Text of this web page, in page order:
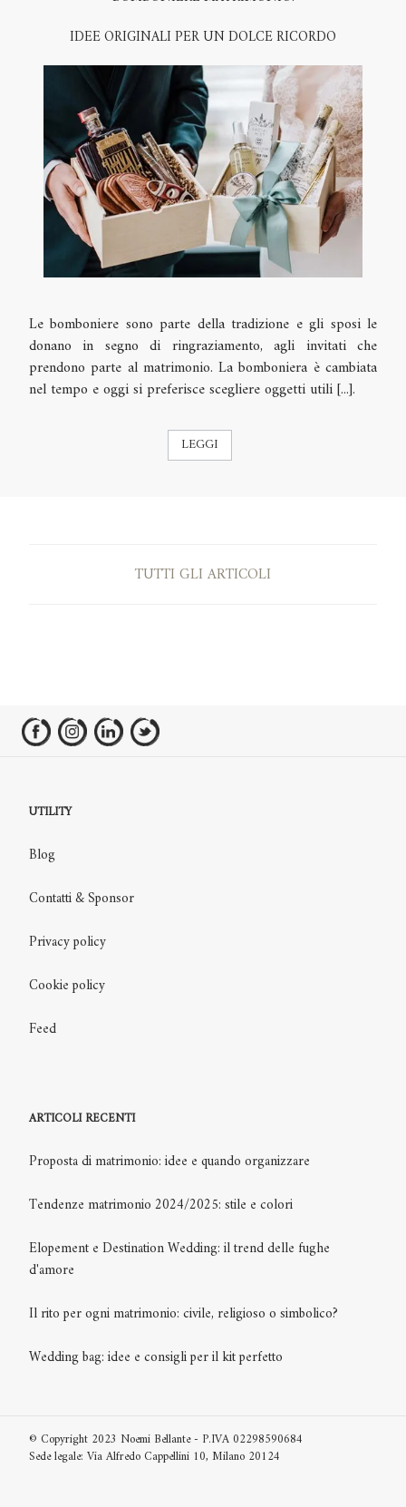
IDEE ORIGINALI PER UN DOLCE RICORDO
Le bomboniere sono parte della tradizione e gli sposi le
donano in segno di ringraziamento, agli invitati che
prendono parte al matrimonio. La bomboniera è cambiata
nel tempo e oggi si preferisce scegliere oggetti utili [...].
LEGGI
TUTTI GLI ARTICOLI
UTILITY
Blog
Contatti & Sponsor
Privacy policy
Cookie policy
Feed
ARTICOLI RECENTI
Proposta di matrimonio: idee e quando organizzare
Tendenze matrimonio 2024/2025: stile e colori
Elopement e Destination Wedding: il trend delle fughe
d'amore
Il rito per ogni matrimonio: civile, religioso o simbolico?
Wedding bag: idee e consigli per il kit perfetto
© Copyright 2023 Noemi Bellante - P.IVA 02298590684
Sede legale: Via Alfredo Cappellini 10, Milano 20124